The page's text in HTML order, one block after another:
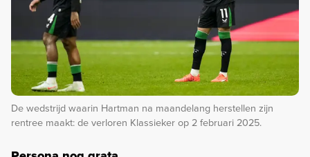
De wedstrijd waarin Hartman na maandelang herstellen zijn
rentree maakt: de verloren Klassieker op 2 februari 2025.